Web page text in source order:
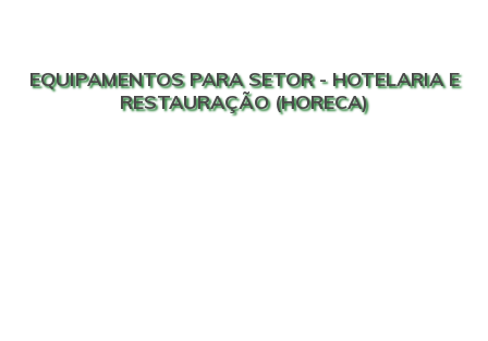
EQUIPAMENTOS PARA SETOR - HOTELARIA E
RESTAURAÇÃO (HORECA)